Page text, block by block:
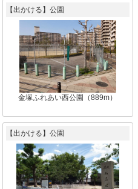
【出かける】公園
金塚ふれあい西公園（889m）
【出かける】公園